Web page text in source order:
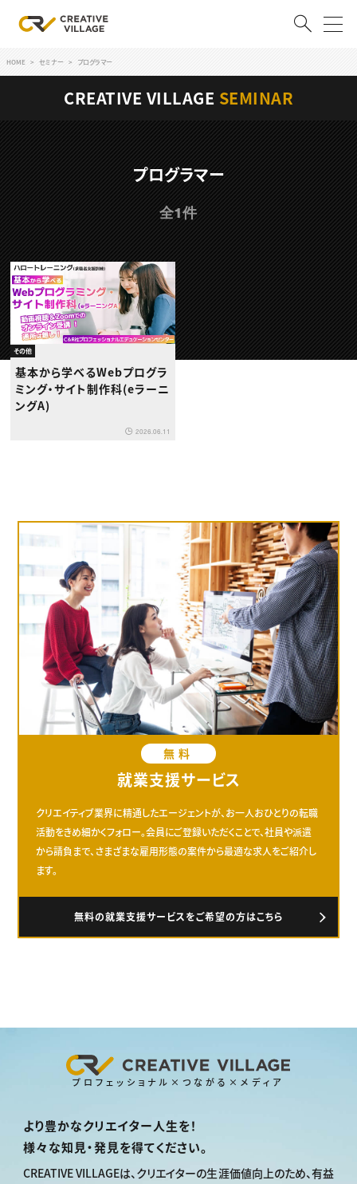
ログイン 会員登録
RECRUIT
クリエイター求人を探す
CREATIVE JOB求人検索
特集求人
採用説明会
転職支援サービス
CONTENTS
スキルアップしたい！
スキルアップしたい！ トップ
デザイン
プログラミング
動画配信・映像制作
編集・ライティング
マーケティング
ディレクション
業界解説・キャリア事情
お役立ち基礎知識
TOP Creator’s コラム
TOP Creator’s コラム トップ
Webクリエイター
アプリクリエイター
ゲームクリエイター
映像クリエイター
クリエイターインタビュー
セミナー
ニュース・トレンド
CREATIVE VILLAGEからのお知らせ
プロフェッショナル×つながる×メディア
HOME セミナー プログラマー
CREATIVE VILLAGE SEMINAR
プログラマー
全1件
その他
基本から学べるWebプログラ
ミング・サイト制作科(eラーニ
ングA)
2026.06.11
無料
就業支援サービス
クリエイティブ業界に精通したエージェントが、お一人おひとりの転職
活動をきめ細かくフォロー。会員にご登録いただくことで、社員や派遣
から請負まで、さまざまな雇用形態の案件から最適な求人をご紹介し
ます。
無料の就業支援サービスをご希望の方はこちら
プロフェッショナル×つながる×メディア
より豊かなクリエイター人生を！
様々な知見・発見を得てください。
CREATIVE VILLAGEは、クリエイターの生涯価値向上のため、有益